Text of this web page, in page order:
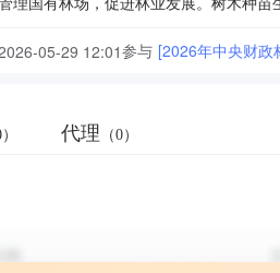
05-29 12:01参与 [2026年中央财政
代理 （0）